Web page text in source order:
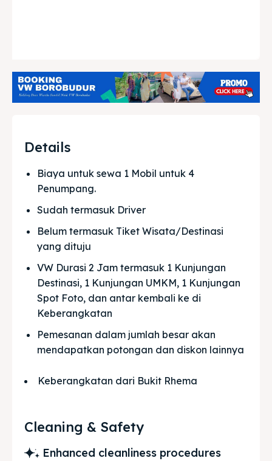
Details
Biaya untuk sewa 1 Mobil untuk 4
Penumpang.
Sudah termasuk Driver
Belum termasuk Tiket Wisata/Destinasi
yang dituju
VW Durasi 2 Jam termasuk 1 Kunjungan
Destinasi, 1 Kunjungan UMKM, 1 Kunjungan
Spot Foto, dan antar kembali ke di
Keberangkatan
Pemesanan dalam jumlah besar akan
mendapatkan potongan dan diskon lainnya
Keberangkatan dari Bukit Rhema
Cleaning & Safety
Enhanced cleanliness procedures